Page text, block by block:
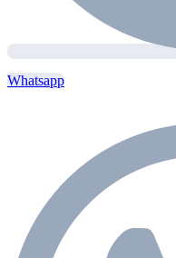
Whatsapp